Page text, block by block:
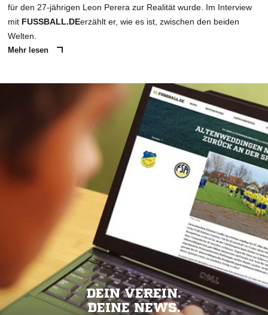
für den 27-jährigen Leon Perera zur Realität wurde. Im Interview
mit FUSSBALL.DEerzählt er, wie es ist, zwischen den beiden
Welten.
Mehr lesen
DEIN VEREIN.
DEINE NEWS.